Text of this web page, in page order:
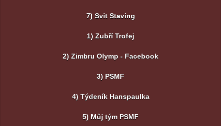
7) Svit Staving
1) Zubří Trofej
2) Zimbru Olymp - Facebook
3) PSMF
4) Týdeník Hanspaulka
5) Můj tým PSMF